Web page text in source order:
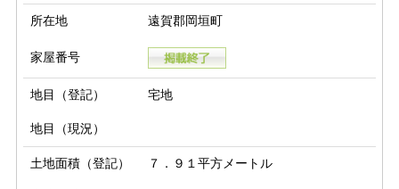
所在地 遠賀郡岡垣町
家屋番号
地目（登記） 宅地
地目（現況）
土地面積（登記） ７．９１平方メートル